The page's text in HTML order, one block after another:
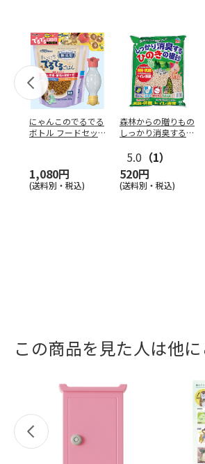
にゃんこのでるでる
ボトル フードセッ
1,080円
(送料別・税込)
森林からの贈りもの
しっかり消臭するひ
5.0 （1）
520円
(送料別・税込)
この商品を見た人は他